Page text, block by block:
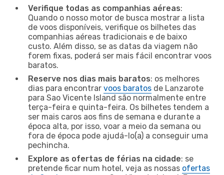
Verifique todas as companhias aéreas:
Quando o nosso motor de busca mostrar a lista
de voos disponíveis, verifique os bilhetes das
companhias aéreas tradicionais e de baixo
custo. Além disso, se as datas da viagem não
forem fixas, poderá ser mais fácil encontrar voos
baratos.
Reserve nos dias mais baratos: os melhores
dias para encontrar voos baratos de Lanzarote
para Sao Vicente Island são normalmente entre
terça-feira e quinta-feira. Os bilhetes tendem a
ser mais caros aos fins de semana e durante a
época alta, por isso, voar a meio da semana ou
fora de época pode ajudá-lo(a) a conseguir uma
pechincha.
Explore as ofertas de férias na cidade: se
pretende ficar num hotel, veja as nossas ofertas